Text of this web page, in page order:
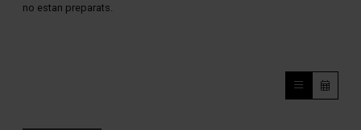
no estan preparats.